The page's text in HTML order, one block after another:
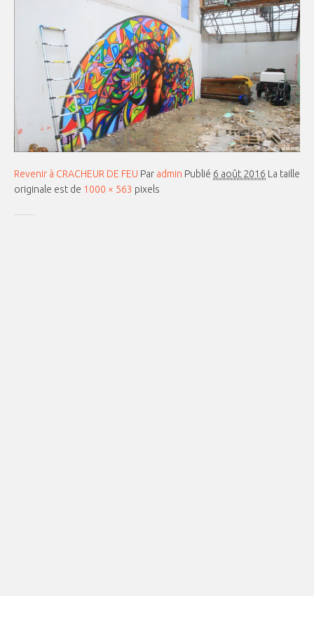
Revenir à CRACHEUR DE FEU Par admin Publié 6 août 2016 La taille
originale est de 1000 × 563 pixels